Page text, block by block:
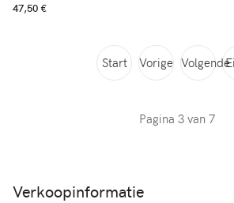
47,50 €
Start Vorige Volgende
Pagina 3 van 7
Verkoopinformatie